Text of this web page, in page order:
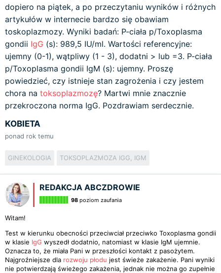
dopiero na piątek, a po przeczytaniu wyników i różnych
artykułów w internecie bardzo się obawiam
toskoplazmozy. Wyniki badań: P-ciała p/Toxoplasma
gondii IgG (s): 989,5 IU/ml. Wartości referencyjne:
ujemny (0-1), wątpliwy (1 - 3), dodatni > lub =3. P-ciała
p/Toxoplasma gondii IgM (s): ujemny. Proszę
powiedzieć, czy istnieje stan zagrożenia i czy jestem
chora na toksoplazmozę? Martwi mnie znacznie
przekroczona norma IgG. Pozdrawiam serdecznie.
KOBIETA
ponad rok temu
GINEKOLOGIA TOKSOPLAZMOZA IGG, IGM
REDAKCJA ABCZDROWIE
98 poziom zaufania
Witam!
Test w kierunku obecności przeciwciał przeciwko Toxoplasma gondii
w klasie IgG wyszedł dodatnio, natomiast w klasie IgM ujemnie.
Oznacza to, że miała Pani w przeszłości kontakt z pasożytem.
Najgroźniejsze dla rozwoju płodu jest świeże zakażenie. Pani wyniki
nie potwierdzają świeżego zakażenia, jednak nie można go zupełnie